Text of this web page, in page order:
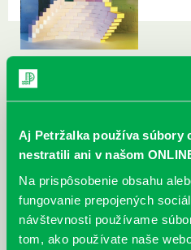
Aj Petržalka používa súbory
nestratili ani v našom
Na prispôsobenie obsahu
fungovanie prepojených
návštevnosti používame
tom, ako používate naše